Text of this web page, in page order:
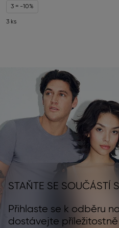
3 = -10%
3 ks
STAŇTE SE SOUČÁSTÍ
Přihlaste se k odběru
dostávejte